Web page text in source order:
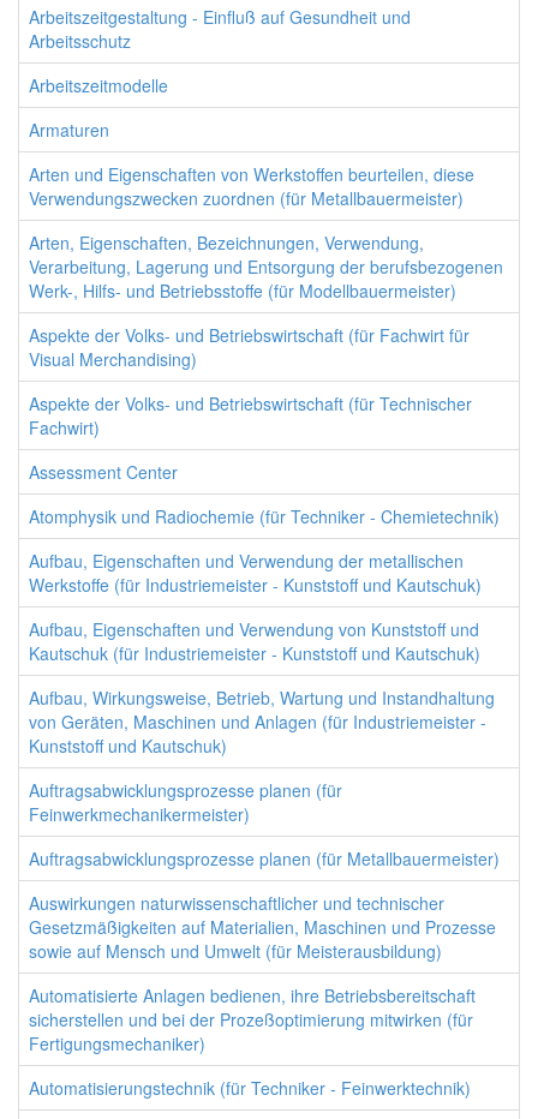
Arbeitszeitgestaltung - Einfluß auf Gesundheit und
Arbeitsschutz
Arbeitszeitmodelle
Armaturen
Arten und Eigenschaften von Werkstoffen beurteilen, diese
Verwendungszwecken zuordnen (für Metallbauermeister)
Arten, Eigenschaften, Bezeichnungen, Verwendung,
Verarbeitung, Lagerung und Entsorgung der berufsbezogenen
Werk-, Hilfs- und Betriebsstoffe (für Modellbauermeister)
Aspekte der Volks- und Betriebswirtschaft (für Fachwirt für
Visual Merchandising)
Aspekte der Volks- und Betriebswirtschaft (für Technischer
Fachwirt)
Assessment Center
Atomphysik und Radiochemie (für Techniker - Chemietechnik)
Aufbau, Eigenschaften und Verwendung der metallischen
Werkstoffe (für Industriemeister - Kunststoff und Kautschuk)
Aufbau, Eigenschaften und Verwendung von Kunststoff und
Kautschuk (für Industriemeister - Kunststoff und Kautschuk)
Aufbau, Wirkungsweise, Betrieb, Wartung und Instandhaltung
von Geräten, Maschinen und Anlagen (für Industriemeister -
Kunststoff und Kautschuk)
Auftragsabwicklungsprozesse planen (für
Feinwerkmechanikermeister)
Auftragsabwicklungsprozesse planen (für Metallbauermeister)
Auswirkungen naturwissenschaftlicher und technischer
Gesetzmäßigkeiten auf Materialien, Maschinen und Prozesse
sowie auf Mensch und Umwelt (für Meisterausbildung)
Automatisierte Anlagen bedienen, ihre Betriebsbereitschaft
sicherstellen und bei der Prozeßoptimierung mitwirken (für
Fertigungsmechaniker)
Automatisierungstechnik (für Techniker - Feinwerktechnik)